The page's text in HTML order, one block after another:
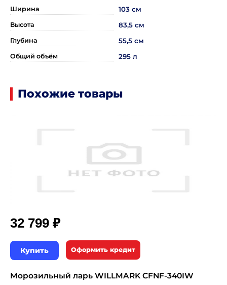
Ширина 103 см
Высота 83,5 см
Глубина 55,5 см
Общий объём 295 л
Похожие товары
32 799 ₽
Купить Оформить кредит
Морозильный ларь WILLMARK CFNF-340IW